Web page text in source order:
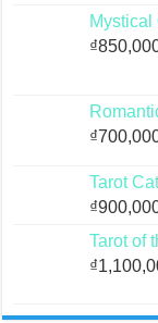
Mystical
₫
₫
Tarot
₫
Tarot of
₫